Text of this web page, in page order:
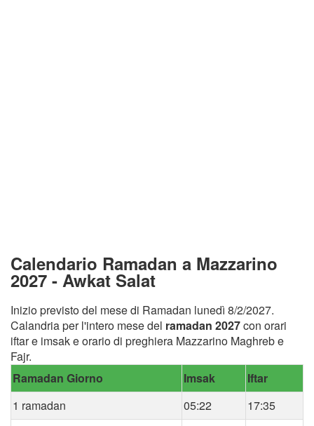
Calendario Ramadan a Mazzarino
2027 - Awkat Salat
Inizio previsto del mese di Ramadan lunedì 8/2/2027.
Calandria per l'intero mese del ramadan 2027con orari
iftar e imsak e orario di preghiera Mazzarino Maghreb e
Fajr.
Ramadan Giorno
Imsak
Iftar
1 ramadan
05:22
17:35